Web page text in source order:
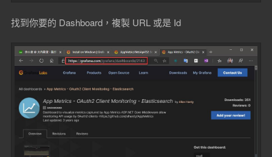
找到你要的 Dashboard，複製 URL 或是 Id